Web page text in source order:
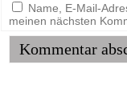
Name, E-Mail-
meinen nächsten